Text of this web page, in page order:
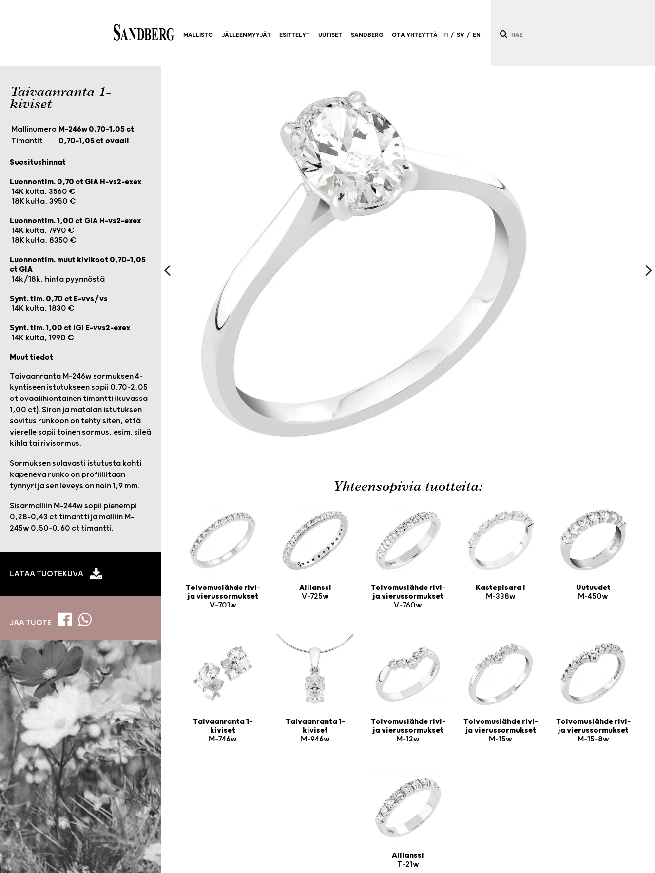
Taivaanranta 1-
kiviset
Mallinumero M-246w 0,70-1,05 ct
Timantit
0,70-1,05 ct ovaali
Suositushinnat
Luonnontim. 0,70 ct GIA H-vs2-exex
14K kulta, 3560 €
18K kulta, 3950 €
Luonnontim. 1,00 ct GIA H-vs2-exex
14K kulta, 7990 €
18K kulta, 8350 €
Luonnontim. muut kivikoot 0,70-1,05
ct GIA
14k/18k, hinta pyynnöstä
Synt. tim. 0,70 ct E-vvs/vs
14K kulta, 1830 €
Synt. tim. 1,00 ct IGI E-vvs2-exex
14K kulta, 1990 €
Muut tiedot
Taivaanranta M-246w sormuksen 4-
kyntiseen istutukseen sopii 0,70-2,05
ct ovaalihiontainen timantti (kuvassa
1,00 ct). Siron ja matalan istutuksen
sovitus runkoon on tehty siten, että
vierelle sopii toinen sormus, esim. sileä
kihla tai rivisormus.
Sormuksen sulavasti istutusta kohti
kapeneva runko on profiililtaan
tynnyri ja sen leveys on noin 1,9 mm.
Sisarmalliin M-244w sopii pienempi
0,28-0,43 ct timantti ja malliin M-
245w 0,50-0,60 ct timantti.
LATAA TUOTEKUVA
JAA TUOTE
Yhteensopivia tuotteita:
Toivomuslähde rivi-
ja vierussormukset
V-701w
Allianssi
V-725w
Toivomuslähde rivi-
ja vierussormukset
V-760w
Kastepisara I
M-338w
Uutuudet
M-450w
Taivaanranta 1-
kiviset
M-746w
Taivaanranta 1-
kiviset
M-946w
Toivomuslähde rivi-
ja vierussormukset
M-12w
Toivomuslähde rivi-
ja vierussormukset
M-15w
Toivomuslähde rivi-
ja vierussormukset
M-15-8w
Allianssi
T-21w
MALLISTO JÄLLEENMYYJÄT ESITTELYT UUTISET SANDBERG OTA YHTEYTTÄ FI / SV / EN